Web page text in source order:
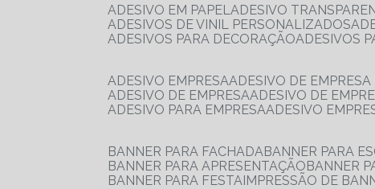
ADESIVO EM PAPEL
ADESIVO
ADESIVOS DE VINIL PERSONALIZADOS
ADESIVOS PARA DECORAÇÃO
ADESIVOS
ADESIVO EMPRESA
ADESIVO DE
ADESIVO DE EMPRESA
ADESIVO DE
ADESIVO PARA EMPRESA
ADESIVO
BANNER PARA FACHADA
BANNER PARA
BANNER PARA APRESENTAÇÃO
BANNER
BANNER PARA FESTA IMPRESSÃO DE